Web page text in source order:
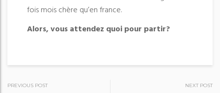
fois mois chère qu’en france.
Alors, vous attendez quoi pour partir?
PREVIOUS POST NEXT POST